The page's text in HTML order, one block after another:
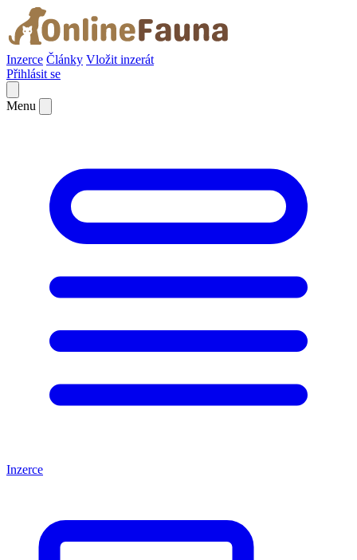
Inzerce Články Vložit inzerát
Přihlásit se
Menu
Inzerce